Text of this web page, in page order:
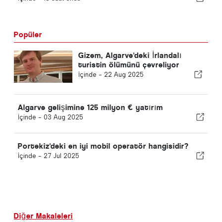
Popüler
Gizem, Algarve'deki İrlandalı
turistin ölümünü çevreliyor
İçinde - 22 Aug 2025
Algarve gelişimine 125 milyon € yatırım
İçinde - 03 Aug 2025
Portekiz'deki en iyi mobil operatör hangisidir?
İçinde - 27 Jul 2025
Diğer Makaleleri